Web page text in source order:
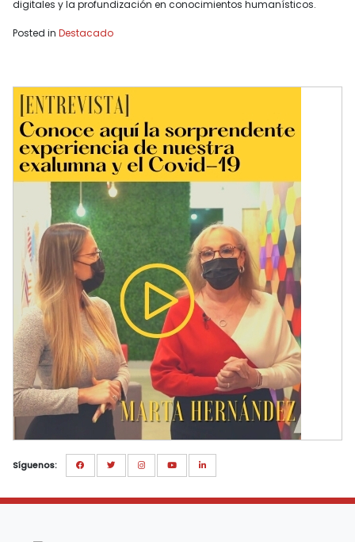
digitales y la profundización en conocimientos humanísticos.
Posted in Destacado
Síguenos: